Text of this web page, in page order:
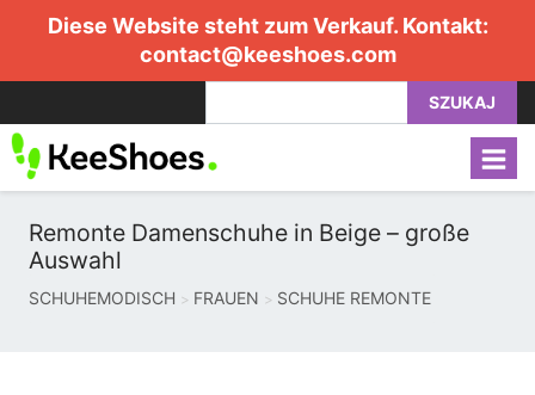
Diese Website steht zum Verkauf. Kontakt:
contact@keeshoes.com
SZUKAJ
Remonte Damenschuhe in Beige – große
Auswahl
SCHUHEMODISCH FRAUEN SCHUHE REMONTE